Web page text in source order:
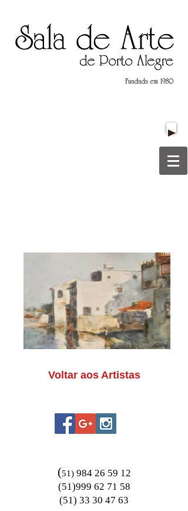
Voltar aos Artistas
(51) 984 26 59 12
(51)999 62 71 58
(51) 33 30 47 63